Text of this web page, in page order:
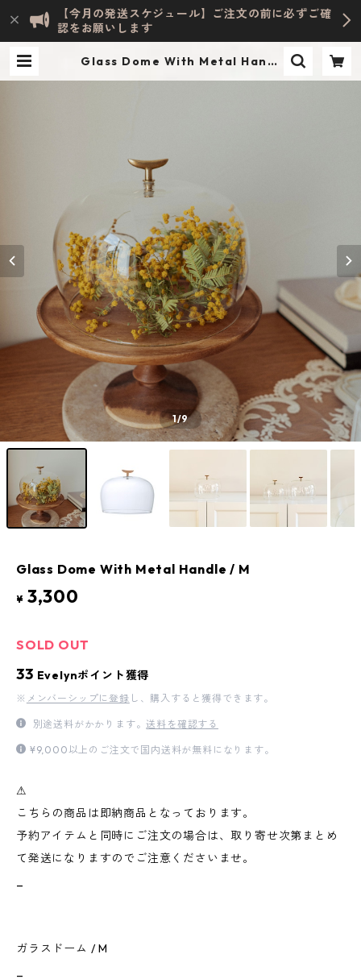
【今月の発送スケジュール】ご注文の前に必ずご確
認をお願いします
Glass Dome With Metal Handl
1/9
Glass Dome With Metal Handle / M
¥ 3,300
SOLD OUT
33 Evelynポイント獲得
※ メンバーシップに登録 し、購入すると獲得できます。
別途送料がかかります。送料を確認する
¥9,000以上のご注文で国内送料が無料になります。
⚠︎
こちらの商品は即納商品となっております。
予約アイテムと同時にご注文の場合は、取り寄せ次第まとめ
て発送になりますのでご注意くださいませ。
ガラスドーム / M